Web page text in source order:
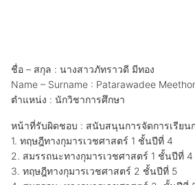
ชื่อ – สกุล : นางสาวภัทราวดี มีทอง
Name – Surname : Patarawadee
ตำแหน่ง : นักวิชาการศึกษา
หน้าที่รับผิดชอบ : สนับสนุนการจัดการเรียน
1. ทฤษฎีทางกุมารเวชศาสตร์ 1 ชั้นปีที่ 4
2. สมรรถนะทางกุมารเวชศาสตร์ 1 ชั้นปีที่ 4
3. ทฤษฎีทางกุมารเวชศาสตร์ 2 ชั้นปีที่ 5